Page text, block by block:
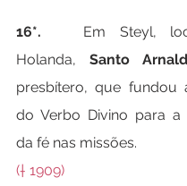
16*. Em Steyl,
Holanda, Santo
presbítero, que fundou
do Verbo Divino para a
da fé nas missões.
(† 1909)